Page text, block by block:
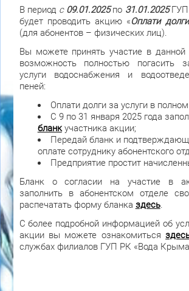
В период с09.01.2025по 31.01.2025ГУП
будет проводить акцию «Оплати
(для абонентов – физических лиц).
Вы можете принять участие в данной
возможность полностью погасить
услуги водоснабжения и
пеней:
Оплати долги за услуги в
С 9 по 31 января 2025 года
бланк участника акции;
Передай бланк и
оплате сотруднику абонентского
Предприятие простит
Бланк о согласии на участие в
заполнить в абонентском отделе
распечатать форму бланка здесь.
С более подробной информацией об
акции вы можете ознакомиться
службах филиалов ГУП РК «Вода